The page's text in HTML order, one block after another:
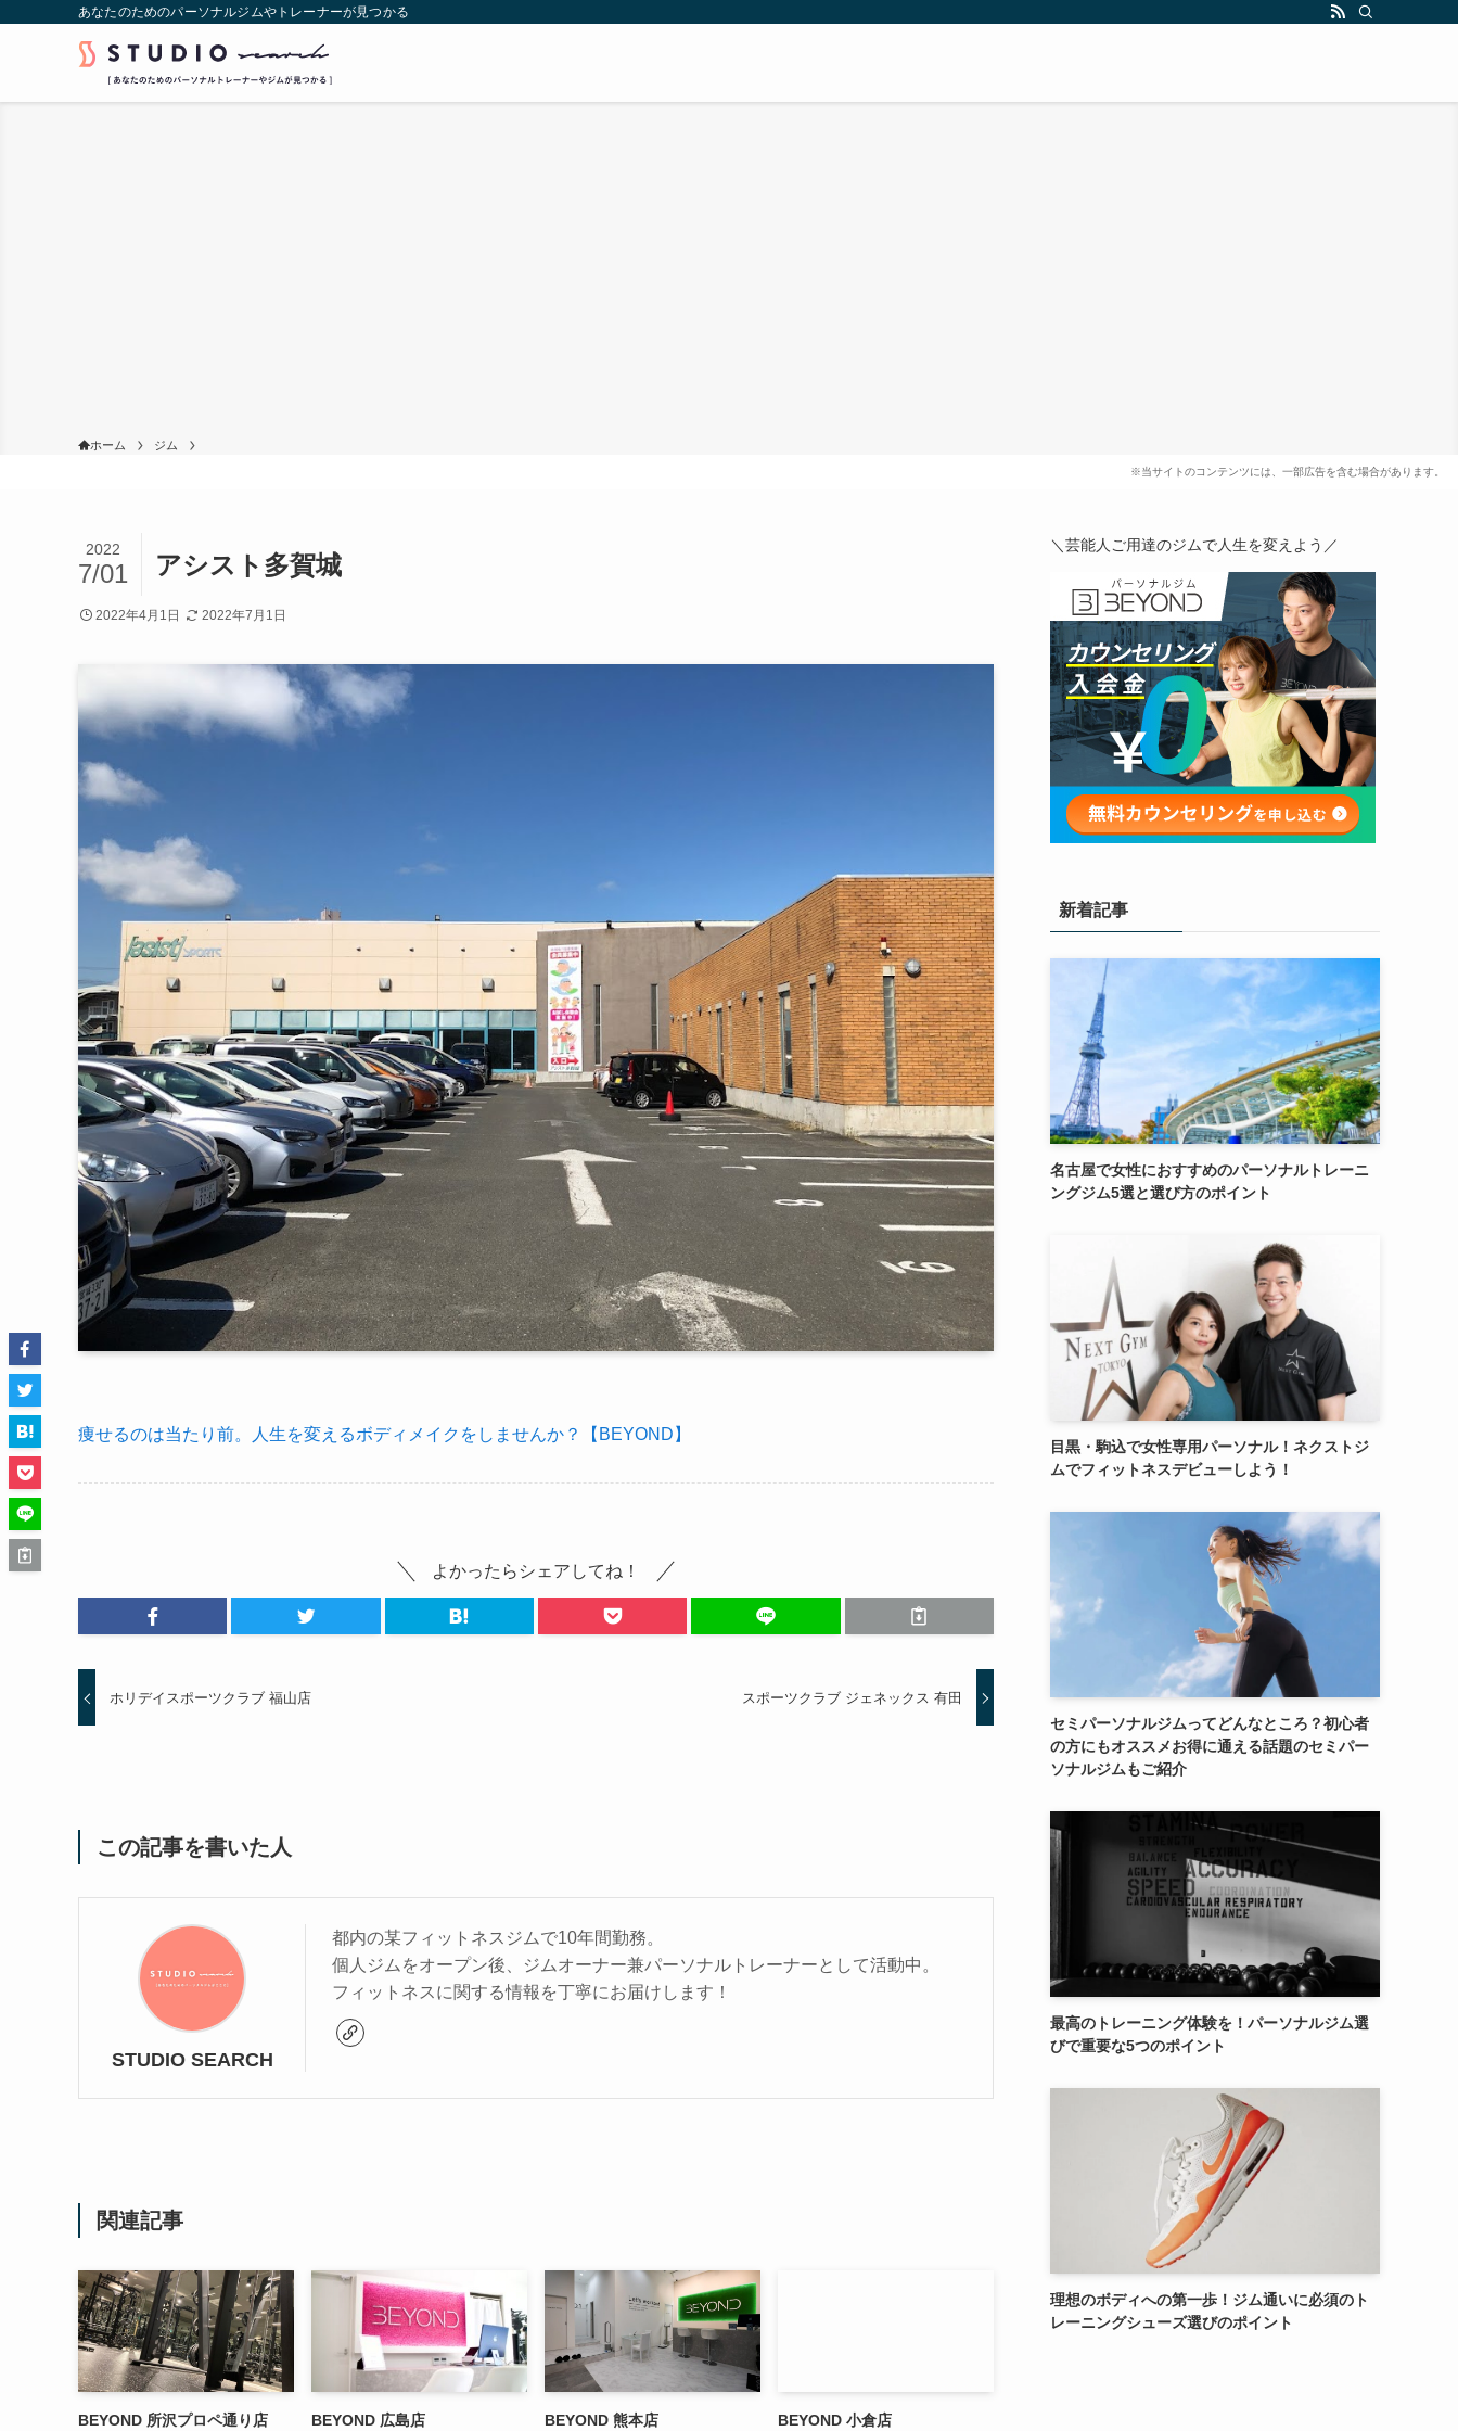
あなたのためのパーソナルジムやトレーナーが見つかる
ホーム ジム
アシスト多賀城
2022
7/01
2022年4月1日 2022年7月1日
痩せるのは当たり前。人生を変えるボディメイクをしませんか？【BEYOND】
よかったらシェアしてね！
ホリデイスポーツクラブ 福山店 スポーツクラブ ジェネックス 有田
この記事を書いた人
STUDIO SEARCH
都内の某フィットネスジムで10年間勤務。
個人ジムをオープン後、ジムオーナー兼パーソナルトレーナーとして活動中。
フィットネスに関する情報を丁寧にお届けします！
関連記事
BEYOND 所沢プロペ通り店 BEYOND 広島店 BEYOND 熊本店 BEYOND 小倉店
＼芸能人ご用達のジムで人生を変えよう／
新着記事
名古屋で女性におすすめのパーソナルトレーニ
ングジム5選と選び方のポイント
目黒・駒込で女性専用パーソナル！ネクストジ
ムでフィットネスデビューしよう！
セミパーソナルジムってどんなところ？初心者
の方にもオススメお得に通える話題のセミパー
ソナルジムもご紹介
最高のトレーニング体験を！パーソナルジム選
びで重要な5つのポイント
理想のボディへの第一歩！ジム通いに必須のト
レーニングシューズ選びのポイント